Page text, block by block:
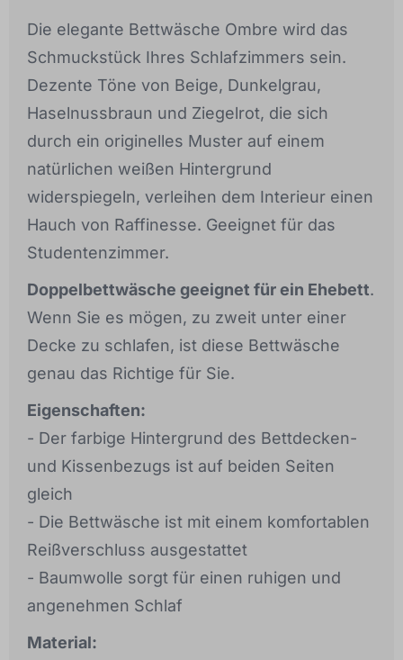
Die elegante Bettwäsche Ombre wird das
Schmuckstück Ihres Schlafzimmers sein.
Dezente Töne von Beige, Dunkelgrau,
Haselnussbraun und Ziegelrot, die sich
durch ein originelles Muster auf einem
natürlichen weißen Hintergrund
widerspiegeln, verleihen dem Interieur einen
Hauch von Raffinesse. Geeignet für das
Studentenzimmer.
Doppelbettwäsche geeignet für ein Ehebett.
Wenn Sie es mögen, zu zweit unter einer
Decke zu schlafen, ist diese Bettwäsche
genau das Richtige für Sie.
Eigenschaften:
- Der farbige Hintergrund des Bettdecken-
und Kissenbezugs ist auf beiden Seiten
gleich
- Die Bettwäsche ist mit einem komfortablen
Reißverschluss ausgestattet
- Baumwolle sorgt für einen ruhigen und
angenehmen Schlaf
Material: